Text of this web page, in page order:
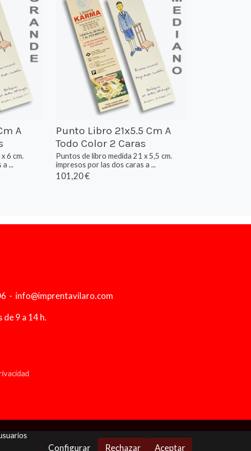
A
6 cm.
...
Punto Libro 21x5.5 Cm A
Todo Color 2 Caras
Puntos de libro medida 21 x 5,5 cm.
impresos por las dos caras a ...
101,20 €
- info@imprentavilaro.com
de 9 a 14 h.
Configurar Rechazar Aceptar